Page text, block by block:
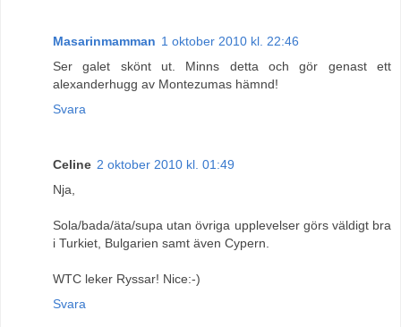
Masarinmamman 1 oktober 2010 kl. 22:46
Ser galet skönt ut. Minns detta och gör genast ett
alexanderhugg av Montezumas hämnd!
Svara
Celine 2 oktober 2010 kl. 01:49
Nja,
Sola/bada/äta/supa utan övriga upplevelser görs väldigt bra
i Turkiet, Bulgarien samt även Cypern.
WTC leker Ryssar! Nice:-)
Svara